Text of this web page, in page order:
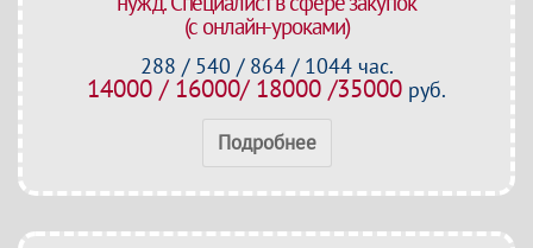
(с онлайн-уроками)
288 / 540 / 864 / 1044 час.
14000 / 16000/ 18000 /35000 руб.
Подробнее